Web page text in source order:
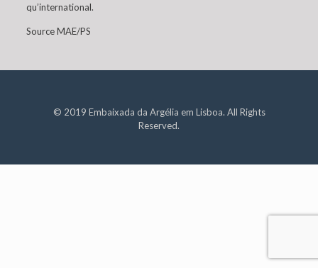
qu’international.
Source MAE/PS
© 2019 Embaixada da Argélia em Lisboa. All Rights
Reserved.